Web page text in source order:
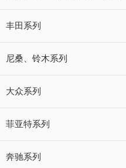
丰田系列
尼桑、铃木系列
大众系列
菲亚特系列
奔驰系列